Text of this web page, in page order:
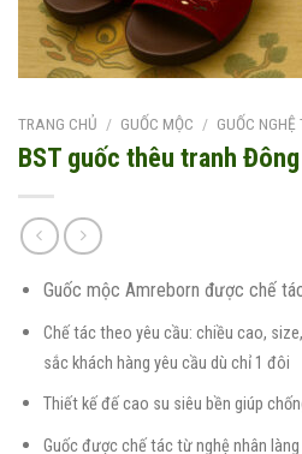
TRANG CHỦ / GUỐC MỘC / GUỐC
BST guốc thêu tranh
Guốc mộc Amreborn được chế
Chế tác theo yêu cầu: chiều cao,
sắc khách hàng yêu cầu dù chỉ 1 đôi
Thiết kế đế cao su siêu bền giúp
Guốc được chế tác từ nghệ nhân làng